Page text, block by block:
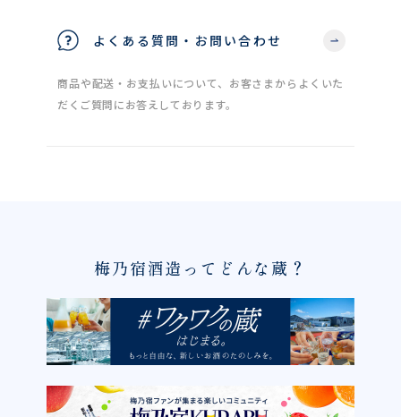
よくある質問・お問い合わせ
商品や配送・お支払いについて、お客さまからよくいた
だくご質問にお答えしております。
梅乃宿酒造ってどんな蔵？